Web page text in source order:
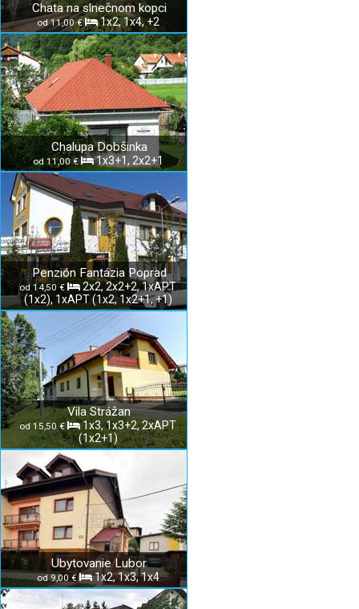
Chata na slnečnom kopci
od 11,00 € 1x2, 1x4, +2
Chalupa Dobšinka
od 11,00 € 1x3+1, 2x2+1
Penzión Fantázia Poprad
od 14,50 €
2x2, 2x2+2, 1xAPT
(1x2), 1xAPT (1x2, 1x2+1, +1)
Vila Strážan
od 15,50 €
1x3, 1x3+2, 2xAPT
(1x2+1)
Ubytovanie Lubor
od 9,00 € 1x2, 1x3, 1x4